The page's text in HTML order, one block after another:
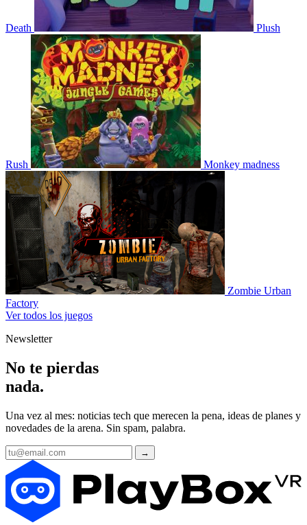
Death Plush
Rush Monkey madness
Zombie Urban
Factory
Ver todos los juegos
Newsletter
No te pierdas
nada.
Una vez al mes: noticias tech que merecen la pena, ideas de planes y
novedades de la arena. Sin spam, palabra.
→